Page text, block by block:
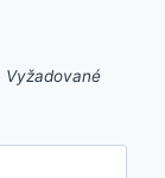
Vyžadované